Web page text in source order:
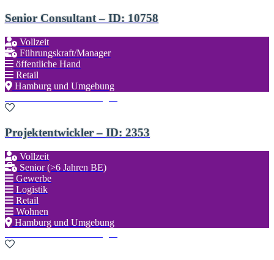
Senior Consultant – ID: 10758
Vollzeit
Führungskraft/Manager
öffentliche Hand
Retail
Hamburg und Umgebung
Projektentwickler – ID: 2353
Vollzeit
Senior (>6 Jahren BE)
Gewerbe
Logistik
Retail
Wohnen
Hamburg und Umgebung